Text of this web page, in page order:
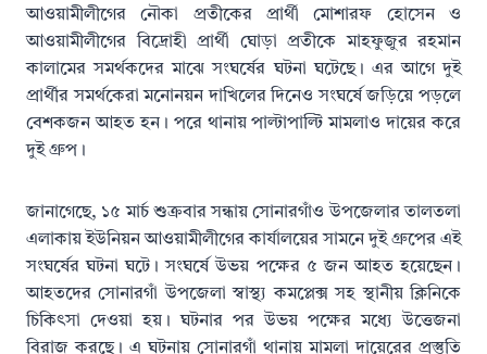
আওয়ামীলীগের নৌকা প্রতীকের প্রার্থী মোশারফ হোসেন ও
আওয়ামীলীগের বিদ্রোহী প্রার্থী ঘোড়া প্রতীকে মাহফুজুর রহমান
কালামের সমর্থকদের মাঝে সংঘর্ষের ঘটনা ঘটেছে। এর আগে দুই
প্রার্থীর সমর্থকেরা মনোনয়ন দাখিলের দিনেও সংঘর্ষে জড়িয়ে পড়লে
বেশকজন আহত হন। পরে থানায় পাল্টাপাল্টি মামলাও দায়ের করে
দুই গ্রুপ।
জানাগেছে, ১৫ মার্চ শুক্রবার সন্ধায় সোনারগাঁও উপজেলার তালতলা
এলাকায় ইউনিয়ন আওয়ামীলীগের কার্যালয়ের সামনে দুই গ্রুপের এই
সংঘর্ষের ঘটনা ঘটে। সংঘর্ষে উভয় পক্ষের ৫ জন আহত হয়েছেন।
আহতদের সোনারগাঁ উপজেলা স্বাস্থ্য কমপ্লেক্স সহ স্থানীয় ক্লিনিকে
চিকিৎসা দেওয়া হয়। ঘটনার পর উভয় পক্ষের মধ্যে উত্তেজনা
বিরাজ করছে। এ ঘটনায় সোনারগাঁ থানায় মামলা দায়েরের প্রস্তুতি